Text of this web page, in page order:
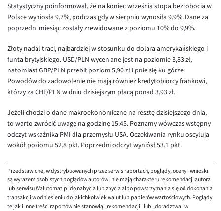
EUR/USD
EUR/GBP
EUR/CZK
EUR/DKK
EUR/NOK
EUR/AUD
EUR/BGN
EUR/CNY
EUR/HKD
EUR/HUF
Statystyczny poinformował, że na koniec września stopa bezrobocia w
Polsce wyniosła 9,7%, podczas gdy w sierpniu wynosiła 9,9%. Dane za
poprzedni miesiąc zostały zrewidowane z poziomu 10% do 9,9%.
Złoty nadal traci, najbardziej w stosunku do dolara amerykańskiego i
funta brytyjskiego. USD/PLN wyceniane jest na poziomie 3,83 zł,
natomiast GBP/PLN przebił poziom 5,90 zł i pnie się ku górze.
Powodów do zadowolenie nie mają również kredytobiorcy frankowi,
którzy za CHF/PLN w dniu dzisiejszym płacą ponad 3,93 zł.
Jeżeli chodzi o dane makroekonomiczne na resztę dzisiejszego dnia,
to warto zwrócić uwagę na godzinę 15:45. Poznamy wówczas wstępny
odczyt wskaźnika PMI dla przemysłu USA. Oczekiwania rynku oscylują
wokół poziomu 52,8 pkt. Poprzedni odczyt wyniósł 53,1 pkt.
Przedstawione, w dystrybuowanych przez serwis raportach, poglądy, oceny i wnioski
są wyrazem osobistych poglądów autorów i nie mają charakteru rekomendacji autora
lub serwisu Walutomat.pl do nabycia lub zbycia albo powstrzymania się od dokonania
transakcji w odniesieniu do jakichkolwiek walut lub papierów wartościowych. Poglądy
te jak i inne treści raportów nie stanowią „rekomendacji" lub „doradztwa" w